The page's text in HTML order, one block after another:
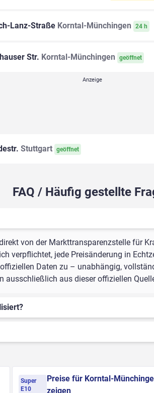
Lanz-Straße Korntal-Münchingen 24 h
Str. Korntal-Münchingen geöffnet
Stuttgart geöffnet
FAQ / Häufig gestellte
von der Markttransparenzstelle für
verpflichtet, jede Preisänderung in
Daten zu – unabhängig,
ausschließlich aus dieser offiziellen
Super
E10
Preise für Korntal-
zeigen